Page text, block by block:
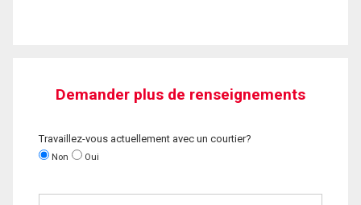
Demander plus de renseignements
Travaillez-vous actuellement avec un courtier?
Non Oui